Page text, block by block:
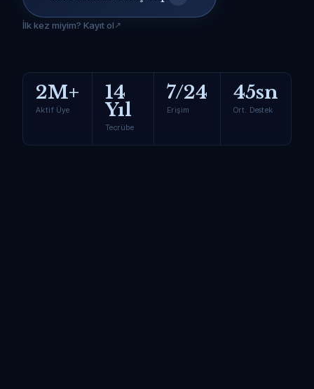
İlk kez miyim? Kayıt ol
2M+
Aktif Üye
14
Yıl
Tecrübe
7/24
Erişim
45sn
Ort. Destek